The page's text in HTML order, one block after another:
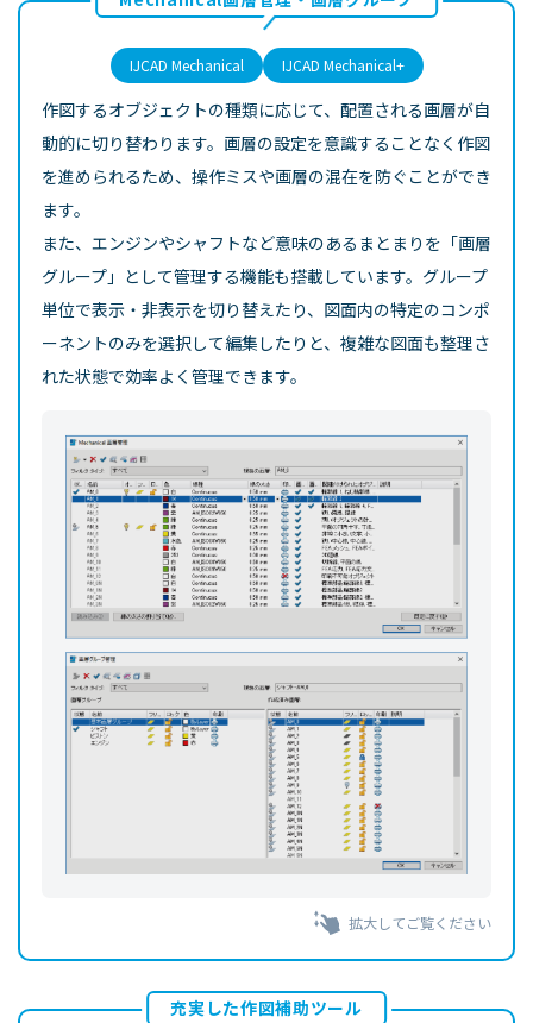
IJCAD Mechanical IJCAD Mechanical+
作図するオブジェクトの種類に応じて、配置される画層が自
動的に切り替わります。画層の設定を意識することなく作図
を進められるため、操作ミスや画層の混在を防ぐことができ
ます。
また、エンジンやシャフトなど意味のあるまとまりを「画層
グループ」として管理する機能も搭載しています。グループ
単位で表示・非表示を切り替えたり、図面内の特定のコンポ
ーネントのみを選択して編集したりと、複雑な図面も整理さ
れた状態で効率よく管理できます。
拡大してご覧ください
充実した作図補助ツール